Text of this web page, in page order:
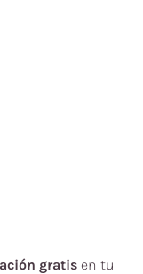
gratis en tu